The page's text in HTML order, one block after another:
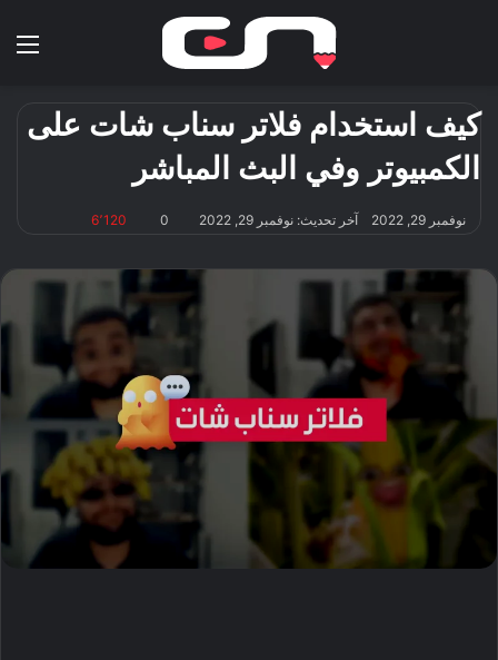
كيف استخدام فلاتر سناب شات على
الكمبيوتر وفي البث المباشر
نوفمبر 29, 2022 آخر تحديث: نوفمبر 29, 2022 0 6٬120